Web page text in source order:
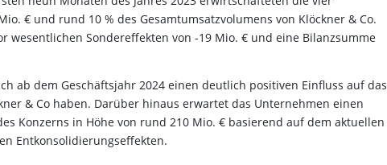
€ und rund 10 % des Gesamtumsatzvolumens von Klöckner & Co.
wesentlichen Sondereffekten von -19 Mio. € und eine Bilanzsumme
ab dem Geschäftsjahr 2024 einen deutlich positiven Einfluss auf das
& Co haben. Darüber hinaus erwartet das Unternehmen einen
Konzerns in Höhe von rund 210 Mio. € basierend auf dem aktuellen
Entkonsolidierungseffekten.